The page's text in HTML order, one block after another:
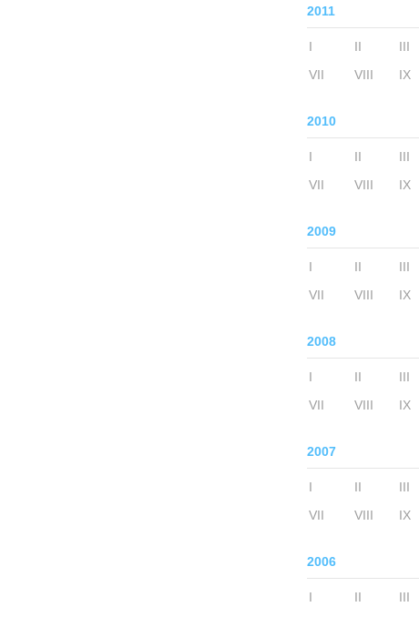
2011
I II III
VII
VIII IX
2010
I II III
VII
VIII IX
2009
I II III
VII
VIII IX
2008
I II III
VII
VIII IX
2007
I II III
VII
VIII IX
2006
I II III